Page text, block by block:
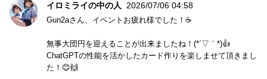
イロミライの中の人 2026/07/06 04:58
Gun2aさん、イベントお疲れ様でした！☕
無事大団円を迎えることが出来ましたね！(*´▽｀*)👍
ChatGPTの性能を活かしたカード作りを楽しませて頂きまし
た！😊🙌